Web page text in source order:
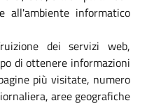
all'ambiente informatico
dei servizi web,
di ottenere informazioni
più visitate, numero
aree geografiche